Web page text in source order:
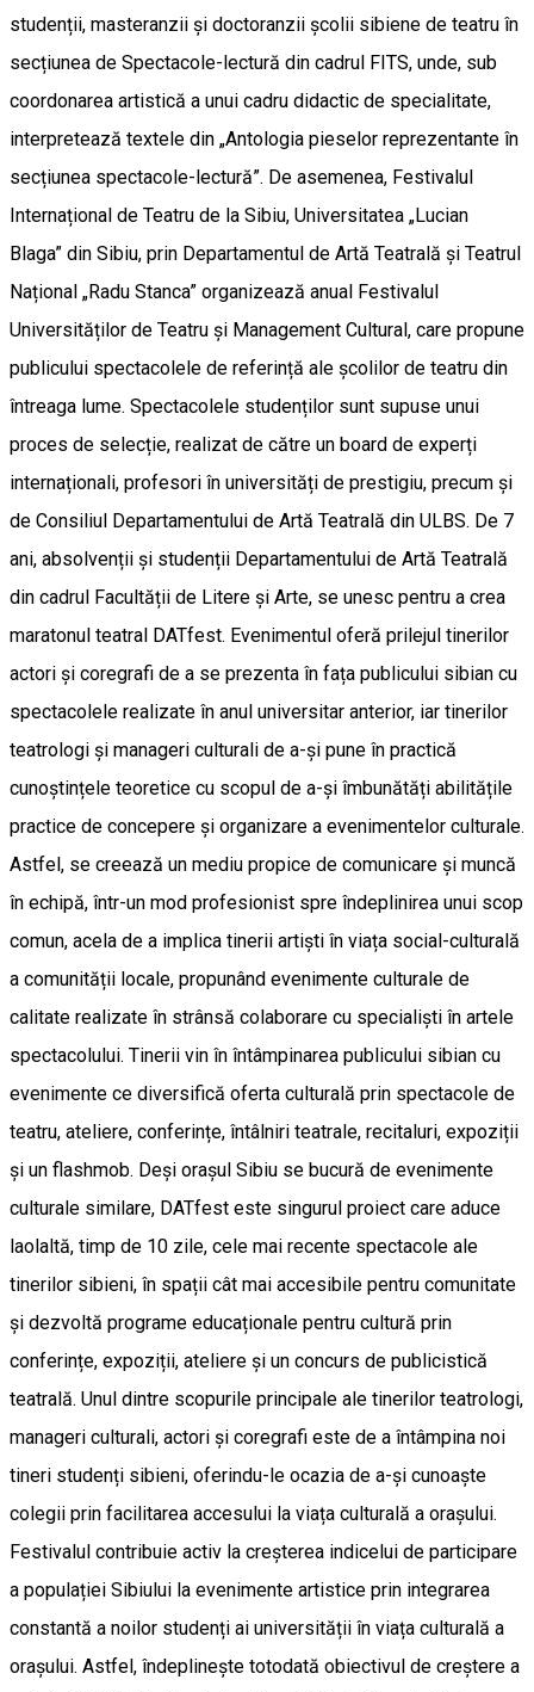
studenții, masteranzii și doctoranzii școlii sibiene de teatru în
secțiunea de Spectacole-lectură din cadrul FITS, unde, sub
coordonarea artistică a unui cadru didactic de specialitate,
interpretează textele din „Antologia pieselor reprezentante în
secțiunea spectacole-lectură”. De asemenea, Festivalul
Internațional de Teatru de la Sibiu, Universitatea „Lucian
Blaga” din Sibiu, prin Departamentul de Artă Teatrală și Teatrul
Național „Radu Stanca” organizează anual Festivalul
Universităților de Teatru și Management Cultural, care propune
publicului spectacolele de referință ale școlilor de teatru din
întreaga lume. Spectacolele studenților sunt supuse unui
proces de selecție, realizat de către un board de experți
internaționali, profesori în universități de prestigiu, precum și
de Consiliul Departamentului de Artă Teatrală din ULBS. De 7
ani, absolvenții și studenții Departamentului de Artă Teatrală
din cadrul Facultății de Litere și Arte, se unesc pentru a crea
maratonul teatral DATfest. Evenimentul oferă prilejul tinerilor
actori și coregrafi de a se prezenta în fața publicului sibian cu
spectacolele realizate în anul universitar anterior, iar tinerilor
teatrologi și manageri culturali de a-și pune în practică
cunoștințele teoretice cu scopul de a-și îmbunătăți abilitățile
practice de concepere și organizare a evenimentelor culturale.
Astfel, se creează un mediu propice de comunicare și muncă
în echipă, într-un mod profesionist spre îndeplinirea unui scop
comun, acela de a implica tinerii artiști în viața social-culturală
a comunității locale, propunând evenimente culturale de
calitate realizate în strânsă colaborare cu specialiști în artele
spectacolului. Tinerii vin în întâmpinarea publicului sibian cu
evenimente ce diversifică oferta culturală prin spectacole de
teatru, ateliere, conferințe, întâlniri teatrale, recitaluri, expoziții
și un flashmob. Deși orașul Sibiu se bucură de evenimente
culturale similare, DATfest este singurul proiect care aduce
laolaltă, timp de 10 zile, cele mai recente spectacole ale
tinerilor sibieni, în spații cât mai accesibile pentru comunitate
și dezvoltă programe educaționale pentru cultură prin
conferințe, expoziții, ateliere și un concurs de publicistică
teatrală. Unul dintre scopurile principale ale tinerilor teatrologi,
manageri culturali, actori și coregrafi este de a întâmpina noi
tineri studenți sibieni, oferindu-le ocazia de a-și cunoaște
colegii prin facilitarea accesului la viața culturală a orașului.
Festivalul contribuie activ la creșterea indicelui de participare
a populației Sibiului la evenimente artistice prin integrarea
constantă a noilor studenți ai universității în viața culturală a
orașului. Astfel, îndeplinește totodată obiectivul de creștere a